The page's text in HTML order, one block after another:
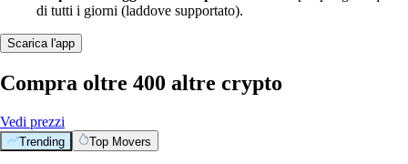
di tutti i giorni (laddove supportato).
Scarica l'app
Compra oltre 400 altre crypto
Vedi prezzi
Trending Top Movers